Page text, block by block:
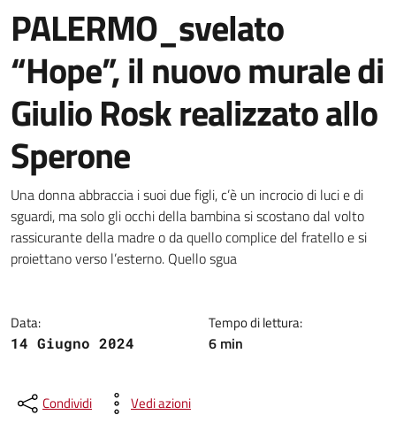
PALERMO_svelato
“Hope”, il nuovo murale di
Giulio Rosk realizzato allo
Sperone
Dettagli della notizia
Una donna abbraccia i suoi due figli, c’è un incrocio di luci e di
sguardi, ma solo gli occhi della bambina si scostano dal volto
rassicurante della madre o da quello complice del fratello e si
proiettano verso l’esterno. Quello sgua
Data:
14 Giugno 2024
Tempo di lettura:
6 min
Condividi Vedi azioni